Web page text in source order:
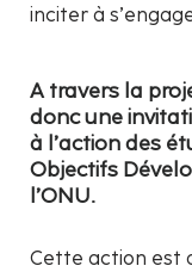
inciter à
A travers la
donc une
à l’action des
Objectifs
l’ONU.
Cette action est